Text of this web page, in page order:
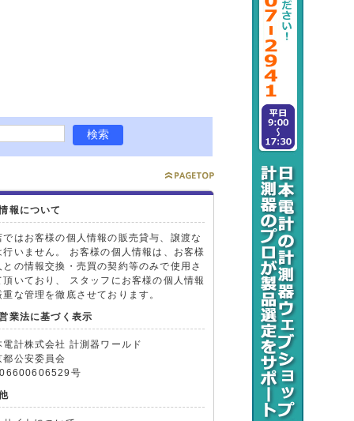
報について
ではお客様の個人情報の販売貸与、譲渡な
行いません。 お客様の個人情報は、お客様
との情報交換・売買の契約等のみで使用さ
頂いており、 スタッフにお客様の個人情報
重な管理を徹底させております。
業法に基づく表示
電計株式会社 計測器ワールド
都公安委員会
号